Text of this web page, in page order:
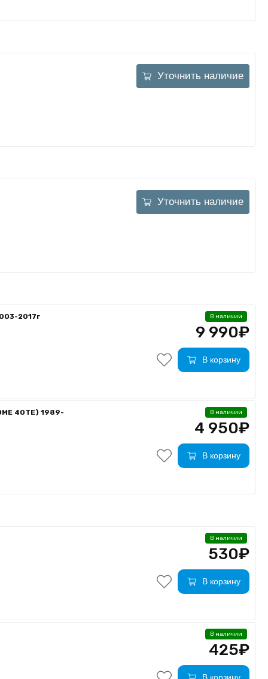
Уточнить наличие
Уточнить наличие
2017г В наличии
9 990₽
В корзину
40TE) 1989-
В наличии
4 950₽
В корзину
В наличии
530₽
В корзину
В наличии
425₽